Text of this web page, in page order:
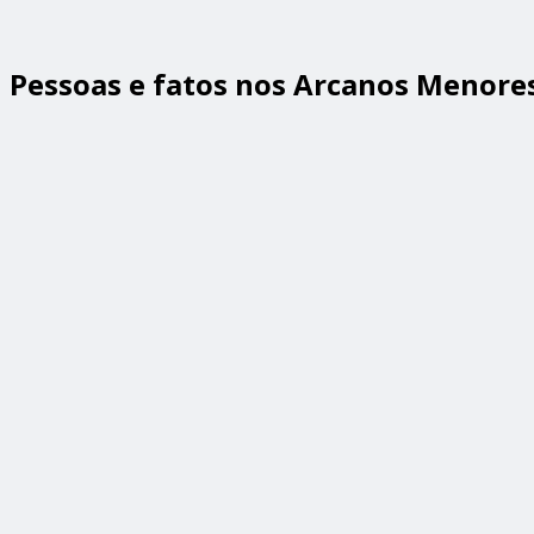
Pessoas e fatos nos Arcanos